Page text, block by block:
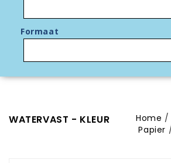
Formaat
WATERVAST - KLEUR Home
Papier